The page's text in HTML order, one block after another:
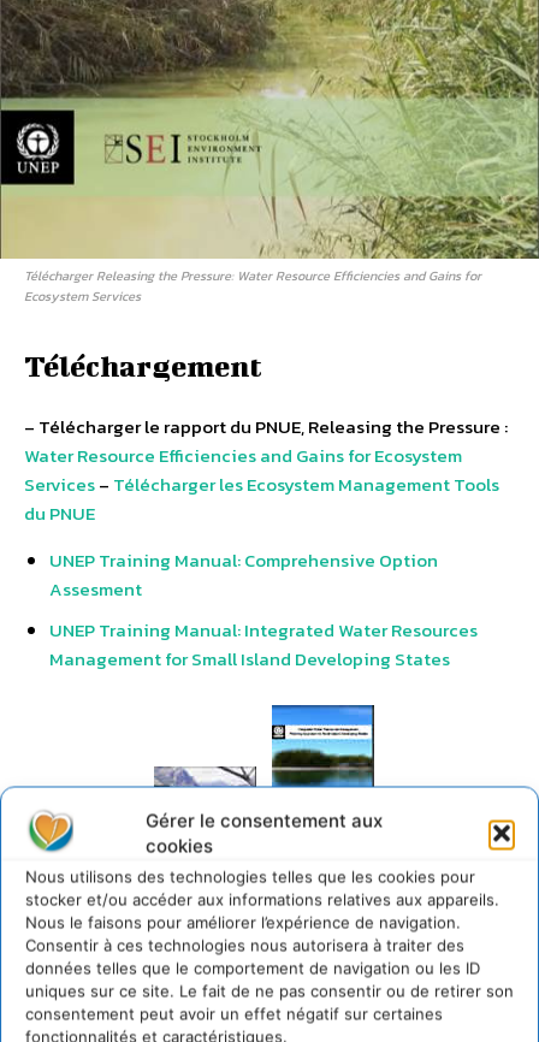
Gérer le consentement aux
cookies
Nous utilisons des technologies telles que les cookies pour
stocker et/ou accéder aux informations relatives aux appareils.
Nous le faisons pour améliorer l’expérience de navigation.
Consentir à ces technologies nous autorisera à traiter des
données telles que le comportement de navigation ou les ID
uniques sur ce site. Le fait de ne pas consentir ou de retirer son
consentement peut avoir un effet négatif sur certaines
fonctionnalités et caractéristiques.
Télécharger Releasing the Pressure: Water Resource Efficiencies and Gains for
Ecosystem Services
Téléchargement
– Télécharger le rapport du PNUE, Releasing the Pressure :
Water Resource Efficiencies and Gains for Ecosystem
Services– Télécharger les Ecosystem Management Tools
du PNUE
UNEP Training Manual: Comprehensive Option
Assesment
UNEP Training Manual: Integrated Water Resources
Management for Small Island Developing States
UNEP Training
Manual:
Comprehensive
Option
Assesment
UNEP Training
Manual:
Integrated Water
Resources
Management for
Small Island
Developing
States